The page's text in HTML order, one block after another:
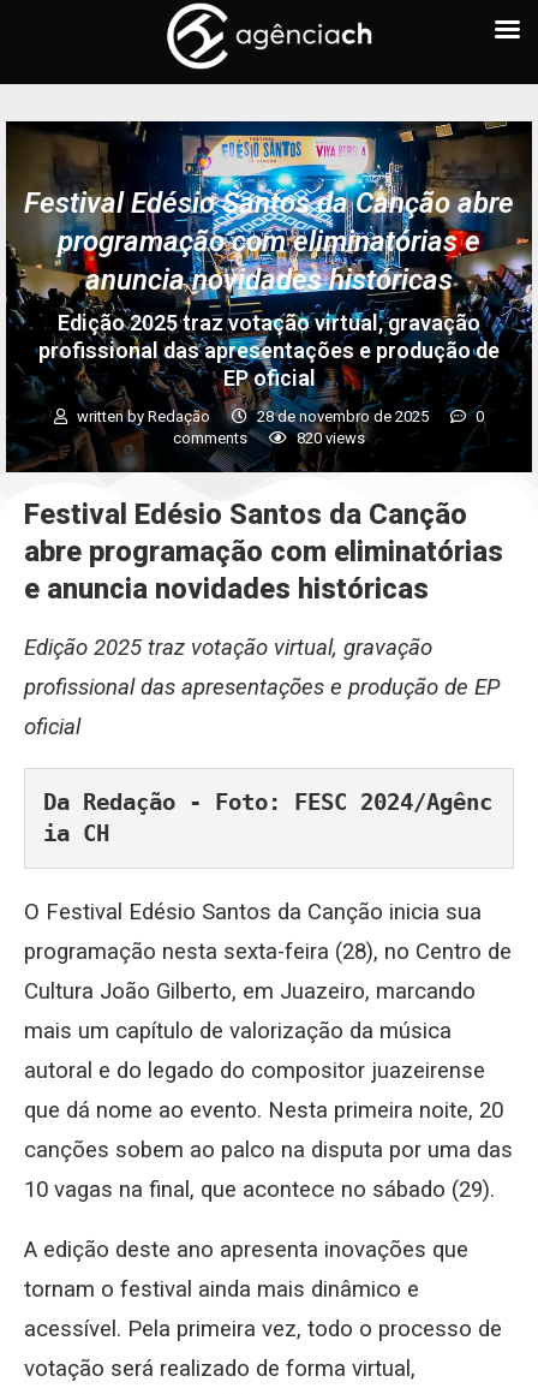
Festival Edésio Santos da Canção abre
programação com eliminatórias e
anuncia novidades históricas
Edição 2025 traz votação virtual, gravação
profissional das apresentações e produção de
EP oficial
written by Redação 28 de novembro de 2025
0
comments
820views
Festival Edésio Santos da Canção
abre programação com eliminatórias
e anuncia novidades históricas
Edição 2025 traz votação virtual, gravação
profissional das apresentações e produção de EP
oficial
Da Redação - Foto: FESC 2024/Agênc
ia CH
O Festival Edésio Santos da Canção inicia sua
programação nesta sexta-feira (28), no Centro de
Cultura João Gilberto, em Juazeiro, marcando
mais um capítulo de valorização da música
autoral e do legado do compositor juazeirense
que dá nome ao evento. Nesta primeira noite, 20
canções sobem ao palco na disputa por uma das
10 vagas na final, que acontece no sábado (29).
A edição deste ano apresenta inovações que
tornam o festival ainda mais dinâmico e
acessível. Pela primeira vez, todo o processo de
votação será realizado de forma virtual,